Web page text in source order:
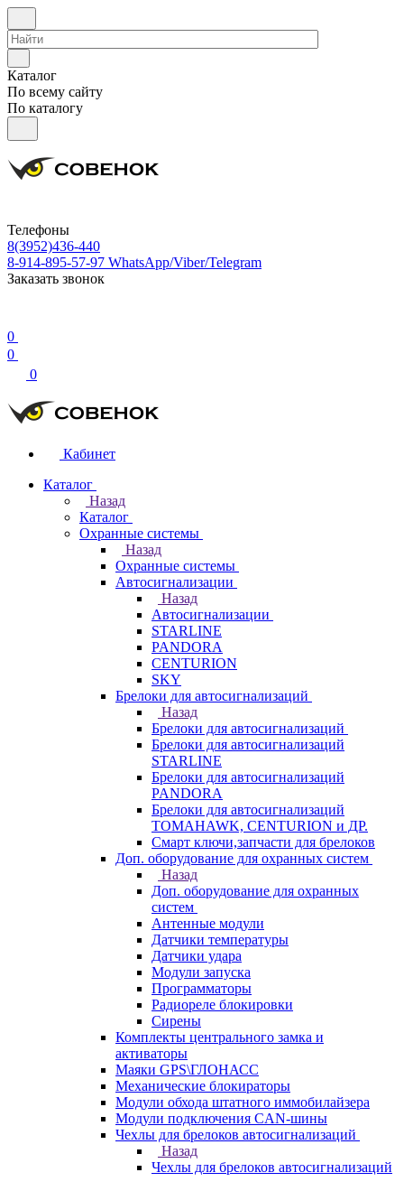
Каталог
По всему сайту
По каталогу
Телефоны
8(3952)436-440
8-914-895-57-97 WhatsApp/Viber/Telegram
Заказать звонок
0
0
0
Кабинет
Каталог
Назад
Каталог
Охранные системы
Назад
Охранные системы
Автосигнализации
Назад
Автосигнализации
STARLINE
PANDORA
CENTURION
SKY
Брелоки для автосигнализаций
Назад
Брелоки для автосигнализаций
Брелоки для автосигнализаций
STARLINE
Брелоки для автосигнализаций
PANDORA
Брелоки для автосигнализаций
TOMAHAWK, CENTURION и ДР.
Смарт ключи,запчасти для брелоков
Доп. оборудование для охранных систем
Назад
Доп. оборудование для охранных
систем
Антенные модули
Датчики температуры
Датчики удара
Модули запуска
Программаторы
Радиореле блокировки
Сирены
Комплекты центрального замка и
активаторы
Маяки GPS\ГЛОНАСС
Механические блокираторы
Модули обхода штатного иммобилайзера
Модули подключения CAN-шины
Чехлы для брелоков автосигнализаций
Назад
Чехлы для брелоков автосигнализаций